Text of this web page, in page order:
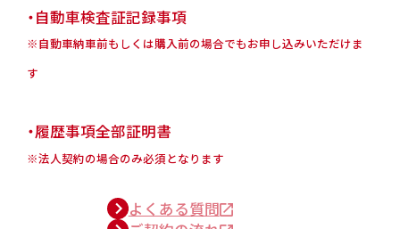
・自動車検査証記録事項
※自動車納車前もしくは購入前の場合でもお申し込みいただけま
す
・履歴事項全部証明書
※法人契約の場合のみ必須となります
よくある質問